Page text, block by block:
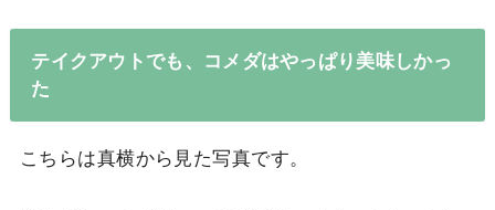
テイクアウトでも、コメダはやっぱり美味しかっ
た
こちらは真横から見た写真です。